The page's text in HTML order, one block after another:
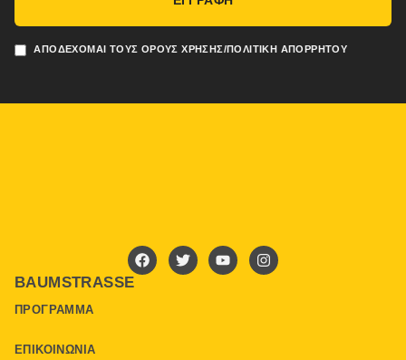
ΑΠΟΔΈΧΟΜΑΙ ΤΟΥΣ ΌΡΟΥΣ ΧΡΉΣΗΣ/ΠΟΛΙΤΙΚΉ ΑΠΟΡΡΉΤΟΥ
BAUMSTRASSE
ΠΡΌΓΡΑΜΜΑ
ΕΠΙΚΟΙΝΩΝΊΑ